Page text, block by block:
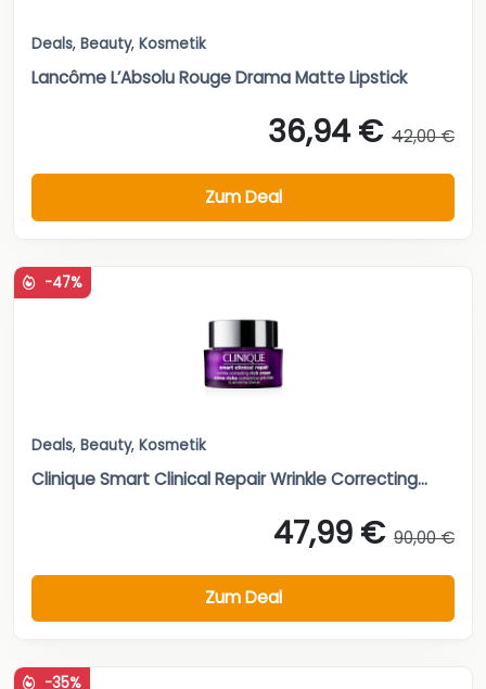
Deals, Beauty, Kosmetik
Lancôme L’Absolu Rouge Drama Matte Lipstick
36,94 € 42,00 €
Zum Deal
-47%
Deals, Beauty, Kosmetik
Clinique Smart Clinical Repair Wrinkle Correcting...
47,99 € 90,00 €
Zum Deal
-35%